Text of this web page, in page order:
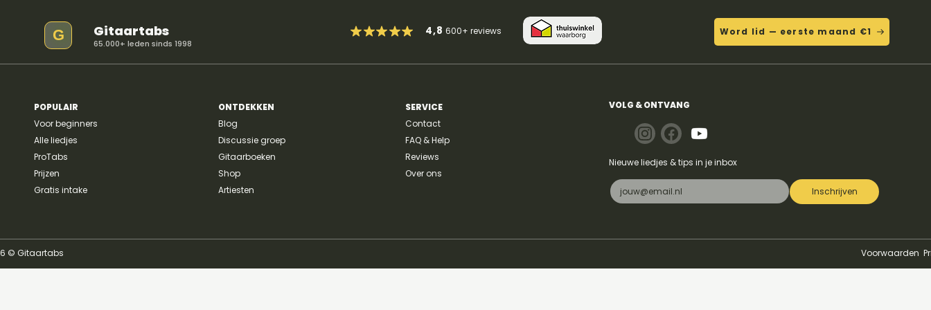
G Gitaartabs
65.000+ leden sinds 1998
4,8600+reviews Word lid — eerste maand €1
POPULAIR
Voor beginners
Alle liedjes
ProTabs
Prijzen
Gratis intake
ONTDEKKEN
Blog
Discussie groep
Gitaarboeken
Shop
Artiesten
SERVICE
Contact
FAQ & Help
Reviews
Over ons
VOLG & ONTVANG
Nieuwe liedjes & tips in je inbox
Inschrijven
© Gitaartabs Voorwaarden